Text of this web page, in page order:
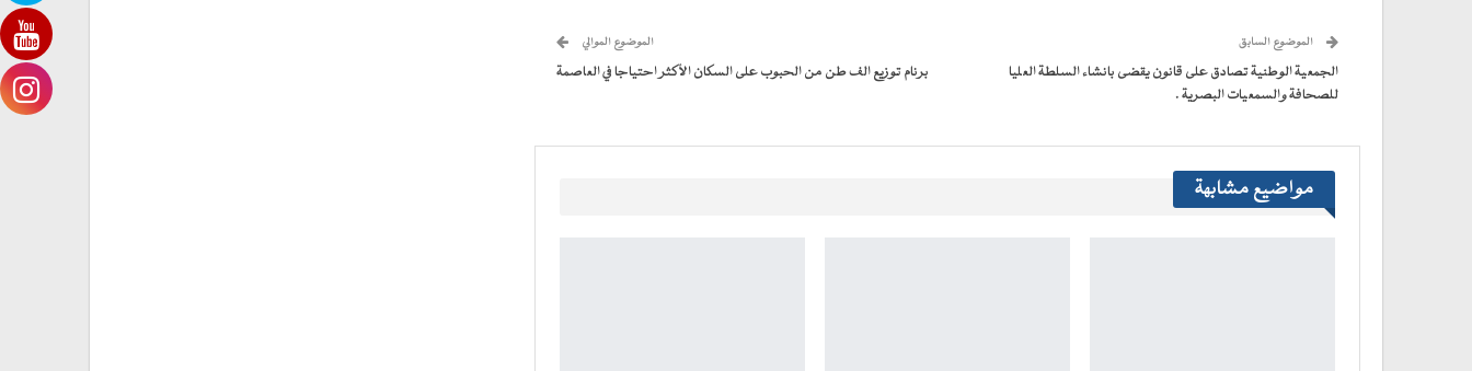
جديدة)
الموضوع السابق
الجمعية الوطنية تصادق على قانون يقضى بانشاء السلطة العليا
للصحافة والسمعيات البصرية .
الموضوع الموالي
برنام توزيع الف طن من الحبوب على السكان الأكثر احتياجا في العاصمة
مواضيع مشابهة